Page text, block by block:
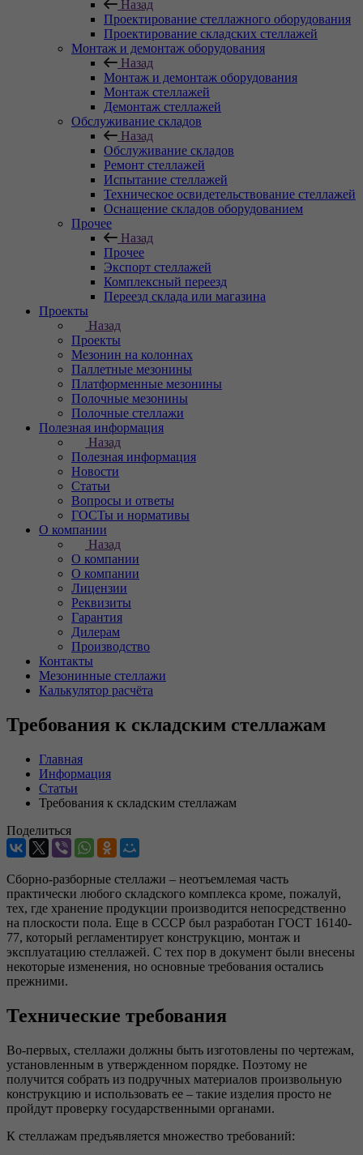
Назад
Проектирование стеллажного оборудования
Проектирование складских стеллажей
Монтаж и демонтаж оборудования
Назад
Монтаж и демонтаж оборудования
Монтаж стеллажей
Демонтаж стеллажей
Обслуживание складов
Назад
Обслуживание складов
Ремонт стеллажей
Испытание стеллажей
Техническое освидетельствование стеллажей
Оснащение складов оборудованием
Прочее
Назад
Прочее
Экспорт стеллажей
Комплексный переезд
Переезд склада или магазина
Проекты
Назад
Проекты
Мезонин на колоннах
Паллетные мезонины
Платформенные мезонины
Полочные мезонины
Полочные стеллажи
Полезная информация
Назад
Полезная информация
Новости
Статьи
Вопросы и ответы
ГОСТы и нормативы
О компании
Назад
О компании
О компании
Лицензии
Реквизиты
Гарантия
Дилерам
Производство
Контакты
Мезонинные стеллажи
Калькулятор расчёта
Требования к складским стеллажам
Главная
Информация
Статьи
Требования к складским стеллажам
Поделиться
Сборно-разборные стеллажи – неотъемлемая часть
практически любого складского комплекса кроме, пожалуй,
тех, где хранение продукции производится непосредственно
на плоскости пола. Еще в СССР был разработан ГОСТ 16140-
77, который регламентирует конструкцию, монтаж и
эксплуатацию стеллажей. С тех пор в документ были внесены
некоторые изменения, но основные требования остались
прежними.
Технические требования
Во-первых, стеллажи должны быть изготовлены по чертежам,
установленным в утвержденном порядке. Поэтому не
получится собрать из подручных материалов произвольную
конструкцию и использовать ее – такие изделия просто не
пройдут проверку государственными органами.
К стеллажам предъявляется множество требований: